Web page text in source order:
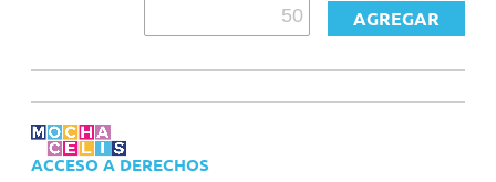
ACCESO A DERECHOS